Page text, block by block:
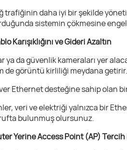
trafiğinin daha iyi bir şekilde
sistemin çökmesine
Karışıklığını ve Gideri Azaltın
ya da güvenlik kameraları yer
de görüntü kirliliği meydana getirir.
Ethernet desteğine sahip olan
veri ve elektriği yalnızca bir
bulunmuş olursunuz.
Yerine Access Point (AP) Tercih